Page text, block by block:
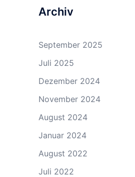
Archiv
September 2025
Juli 2025
Dezember 2024
November 2024
August 2024
Januar 2024
August 2022
Juli 2022